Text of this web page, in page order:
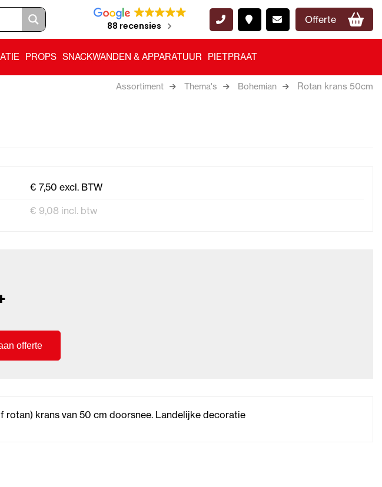
88 recensies
Offerte
PROPS SNACKWANDEN & APPARATUUR PIETPRAAT
Assortiment Thema's Bohemian Rotan krans 50cm
€ 7,50 excl. BTW
€ 9,08 incl. btw
offerte
rotan) krans van 50 cm doorsnee. Landelijke decoratie